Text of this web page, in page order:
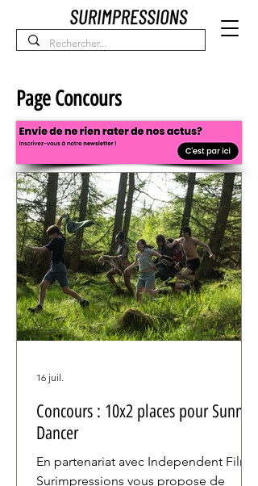
Page Concours
Concours : 10x2 places pour Sunny
Dancer
En partenariat avec Independent Films,
Surimpressions vous propose de
16 juil.